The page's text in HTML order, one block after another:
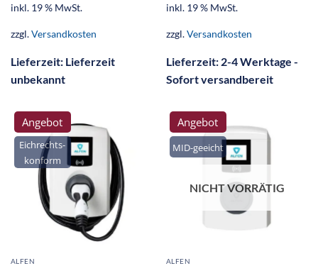
inkl. 19 % MwSt.
zzgl.Versandkosten
Lieferzeit: Lieferzeit
unbekannt
inkl. 19 % MwSt.
zzgl.Versandkosten
Lieferzeit: 2-4 Werktage -
Sofort versandbereit
Angebot
Eichrechts-
konform
ALFEN
MID-geeicht
Angebot
NICHT VORRÄTIG
ALFEN